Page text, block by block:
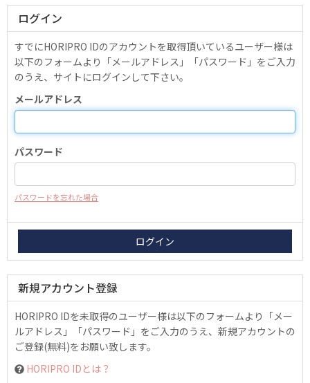
ログイン
すでにHORIPRO IDのアカウントを取得頂いているユーザー様は
以下のフォームより「メールアドレス」「パスワード」をご入力
のうえ、サイトにログインして下さい。
メールアドレス
パスワード
パスワードを忘れた場合
新規アカウント登録
HORIPRO IDを未取得のユーザー様は以下のフォームより「メー
ルアドレス」「パスワード」をご入力のうえ、新規アカウントの
ご登録(無料)をお願い致します。
HORIPRO IDとは？